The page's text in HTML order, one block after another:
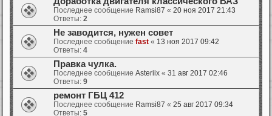
Последнее сообщение Ramsi87 « 20 ноя 2017 21:43
Ответы: 2
Не заводится, нужен совет
Последнее сообщение fast « 13 ноя 2017 09:42
Ответы: 4
Правка чулка.
Последнее сообщение Asteriix « 31 авг 2017 02:46
Ответы: 9
ремонт ГБЦ 412
Последнее сообщение Ramsi87 « 25 авг 2017 09:34
Ответы: 5